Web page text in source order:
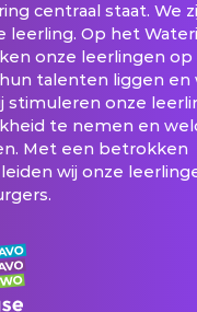
centraal staat. We
leerling. Op het
onze leerlingen
hun talenten liggen en
stimuleren onze
te nemen en
Met een betrokken
wij onze